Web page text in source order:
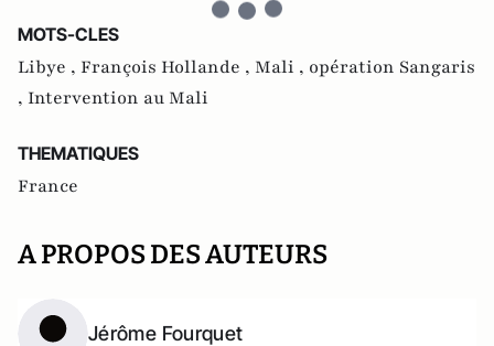
MOTS-CLES
Libye , François Hollande , Mali , opération Sangaris
, Intervention au Mali
THEMATIQUES
France
A PROPOS DES AUTEURS
Jérôme Fourquet